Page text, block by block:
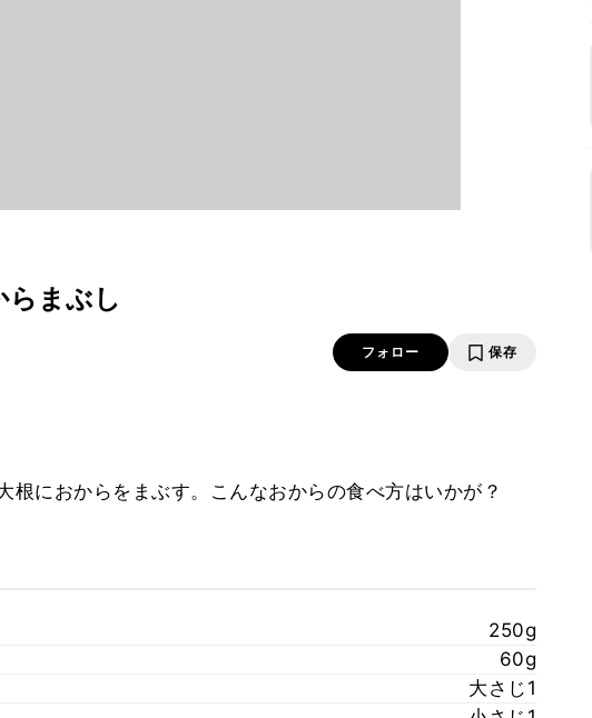
らまぶし
フォロー 保存
根におからをまぶす。こんなおからの食べ方はいかが？
250g
60g
大さじ1